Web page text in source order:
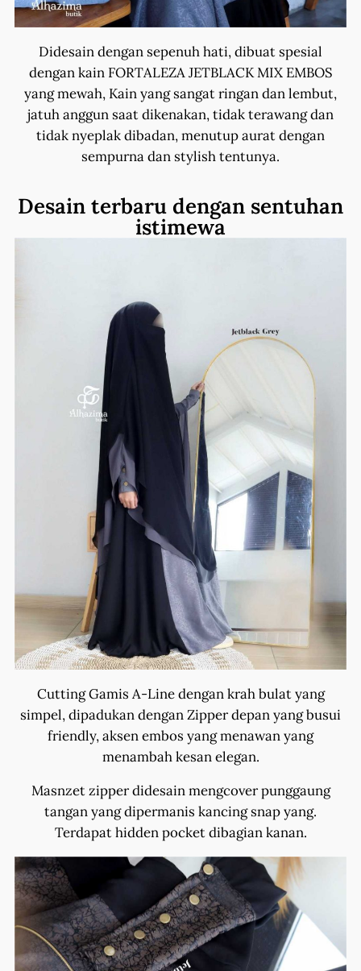
Didesain dengan sepenuh hati, dibuat spesial
dengan kain FORTALEZA JETBLACK MIX EMBOS
yang mewah, Kain yang sangat ringan dan lembut,
jatuh anggun saat dikenakan, tidak terawang dan
tidak nyeplak dibadan, menutup aurat dengan
sempurna dan stylish tentunya.
Desain terbaru dengan sentuhan
istimewa
Cutting Gamis A-Line dengan krah bulat yang
simpel, dipadukan dengan Zipper depan yang busui
friendly, aksen embos yang menawan yang
menambah kesan elegan.
Masnzet zipper didesain mengcover punggaung
tangan yang dipermanis kancing snap yang.
Terdapat hidden pocket dibagian kanan.